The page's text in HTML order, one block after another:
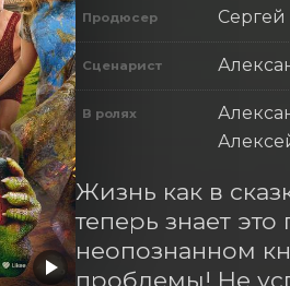
Продюсер Сергей
Сценарист
В ролях
Жизнь как в
теперь знает
неопознанном
проблемы! Не